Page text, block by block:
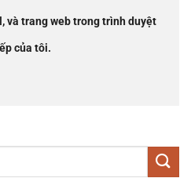
và trang web trong trình duyệt
của tôi.